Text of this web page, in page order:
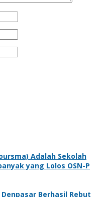
Adalah Sekolah
yang Lolos OSN-P
Berhasil Rebut